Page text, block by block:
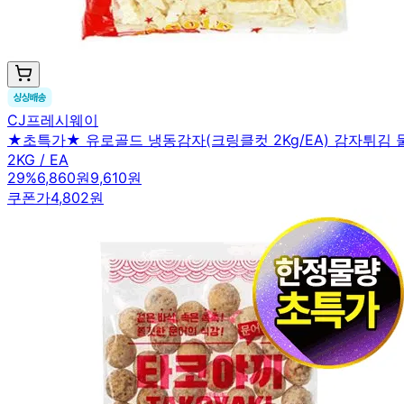
CJ프레시웨이
★초특가★ 유로골드 냉동감자(크링클컷 2Kg/EA) 감자튀김
2KG / EA
29%6,860원9,610원
쿠폰가4,802원